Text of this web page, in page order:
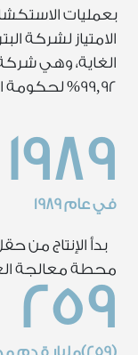
الامتياز لشركة
الغاية، وهي
99,92% لحكومة المملكة الأردنية الهاشمية.
1989
في عام 1989
بدأ الإنتاج من
محطة معالجة
259